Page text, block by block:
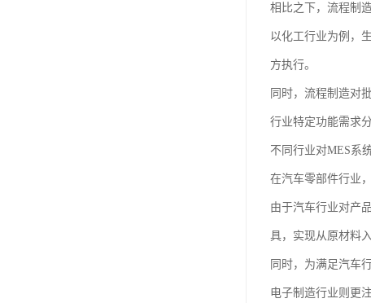
相比之下，流程制
以化工行业为例，
方执行。
同时，流程制造对
行业特定功能需求
不同行业对MES系
在汽车零部件行业
由于汽车行业对产
具，实现从原材料
同时，为满足汽车
电子制造行业则更